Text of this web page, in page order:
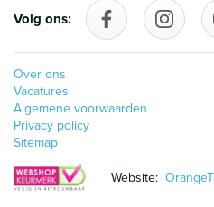
Volg ons: Volg ons op
Over ons
Vacatures
Algemene voorwaarden
Privacy policy
Sitemap
Website: